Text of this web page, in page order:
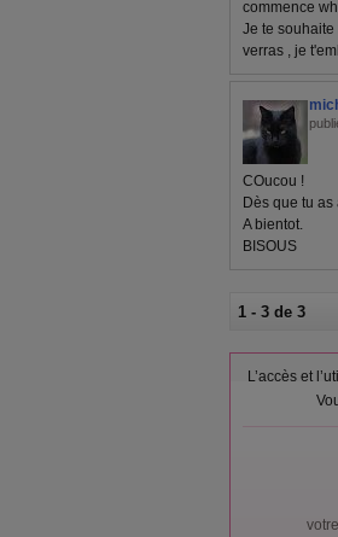
commence
Je te
verras , je
COucou !
Dès que tu
A bientot.
BISOUS
1 - 3 de 3
L’accès et